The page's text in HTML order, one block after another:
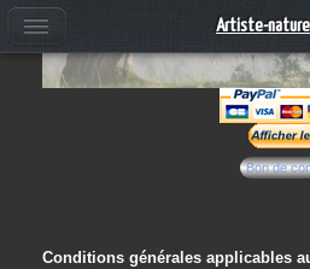
Bon de
Conditions générales applicables
Artiste-